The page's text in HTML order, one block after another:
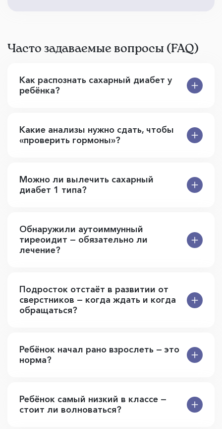
Часто задаваемые вопросы (FAQ)
Как распознать сахарный диабет у
ребёнка?
Какие анализы нужно сдать, чтобы
«проверить гормоны»?
Можно ли вылечить сахарный
диабет 1 типа?
Обнаружили аутоиммунный
тиреоидит — обязательно ли
лечение?
Подросток отстаёт в развитии от
сверстников — когда ждать и когда
обращаться?
Ребёнок начал рано взрослеть — это
норма?
Ребёнок самый низкий в классе —
стоит ли волноваться?